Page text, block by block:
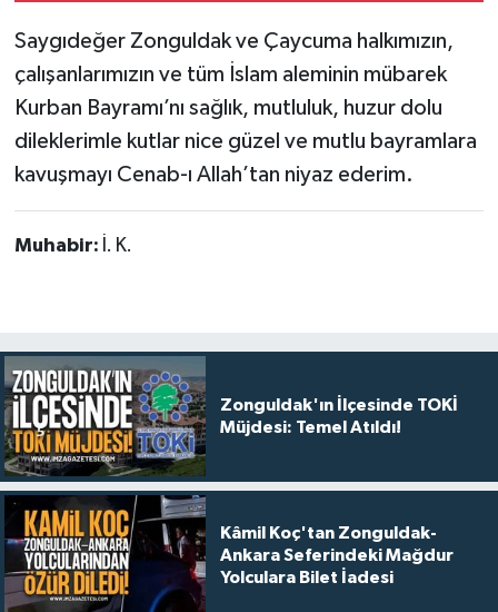
Saygıdeğer Zonguldak ve Çaycuma halkımızın,
çalışanlarımızın ve tüm İslam aleminin mübarek
Kurban Bayramı’nı sağlık, mutluluk, huzur dolu
dileklerimle kutlar nice güzel ve mutlu bayramlara
kavuşmayı Cenab-ı Allah’tan niyaz ederim.
Muhabir: İ. K.
Zonguldak'ın İlçesinde TOKİ
Müjdesi: Temel Atıldı!
Kâmil Koç'tan Zonguldak-
Ankara Seferindeki Mağdur
Yolculara Bilet İadesi